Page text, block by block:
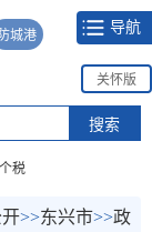
防城港
导航
关怀版
个税
>>东兴市>>政